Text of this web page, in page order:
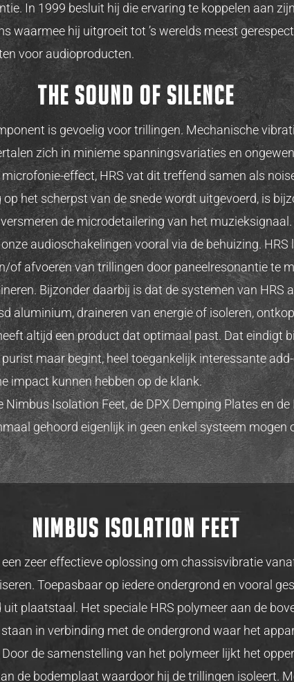
In 1999 besluit hij die ervaring te koppelen aan
waarmee hij uitgroeit tot ’s werelds meest
voor audioproducten.
the sound of silence
is gevoelig voor trillingen. Mechanische
zich in minieme spanningsvariaties en
effect, HRS vat dit treffend samen als
het scherpst van de snede wordt uitgevoerd, is
de microdetailering van het
audioschakelingen vooral via de behuizing. HRS
of afvoeren van trillingen door paneelresonantie te
Bijzonder daarbij is dat de systemen van HRS
aluminium, draineren van energie of isoleren,
altijd een product dat optimaal past. Dat eindigt
maar begint, heel toegankelijk interessante
impact kunnen hebben op de klank.
Isolation Feet, de DPX Demping Plates en
gehoord eigenlijk in geen enkel systeem mogen
NIMBUS ISOLATION FEET
zeer effectieve oplossing om chassisvibratie
Toepasbaar op iedere ondergrond en vooral
plaatstaal. Het speciale HRS polymeer aan de
in verbinding met de ondergrond waar het
de samenstelling van het polymeer lijkt het
de bodemplaat waardoor hij de trillingen isoleert.